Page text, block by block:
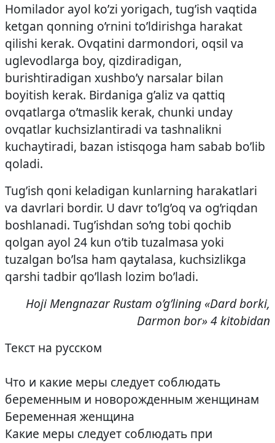
Homilador ayol ko’zi yorigach, tug’ish vaqtida
ketgan qonning o’rnini to’ldirishga harakat
qilishi kerak. Ovqatini darmondori, oqsil va
uglevodlarga boy, qizdiradigan,
burishtiradigan xushbo’y narsalar bilan
boyitish kerak. Birdaniga g’aliz va qattiq
ovqatlarga o’tmaslik kerak, chunki unday
ovqatlar kuchsizlantiradi va tashnalikni
kuchaytiradi, bazan istisqoga ham sabab bo’lib
qoladi.
Tug’ish qoni keladigan kunlarning harakatlari
va davrlari bordir. U davr to’lg’oq va og’riqdan
boshlanadi. Tug’ishdan so’ng tobi qochib
qolgan ayol 24 kun o’tib tuzalmasa yoki
tuzalgan bo’lsa ham qaytalasa, kuchsizlikga
qarshi tadbir qo’llash lozim bo’ladi.
Hoji Mengnazar Rustam o’g’lining «Dard borki,
Darmon bor» 4 kitobidan
Текст на русском
Что и какие меры следует соблюдать
беременным и новорожденным женщинам
Беременная женщина
Какие меры следует соблюдать при